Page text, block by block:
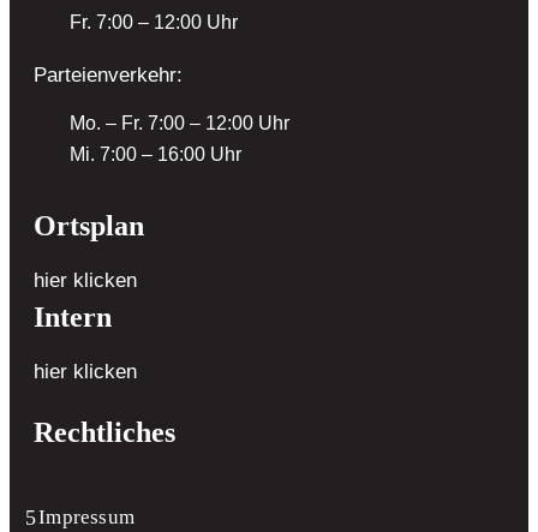
Fr. 7:00 – 12:00 Uhr
Parteienverkehr:
Mo. – Fr. 7:00 – 12:00 Uhr
Mi. 7:00 – 16:00 Uhr
Ortsplan
hier klicken
Intern
hier klicken
Rechtliches
Impressum